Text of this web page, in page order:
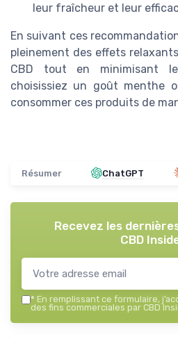
leur fraîcheur et leur
En suivant ces
pleinement des effets
CBD tout en minimisant
choisissiez un goût menthe
consommer ces produits de
Résumer ChatGPT
Recevez les
CBD
* En remplissant ce formulaire,
des fins commerciales par CBD